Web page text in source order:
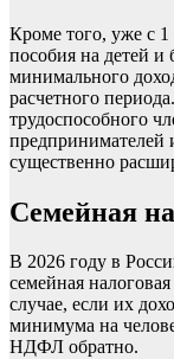
Кроме того, уже с 1
пособия на детей
минимального
расчетного
трудоспособного
предпринимателей
существенно
Семейная
В 2026 году в
семейная
случае, если их
минимума на
НДФЛ обратно.